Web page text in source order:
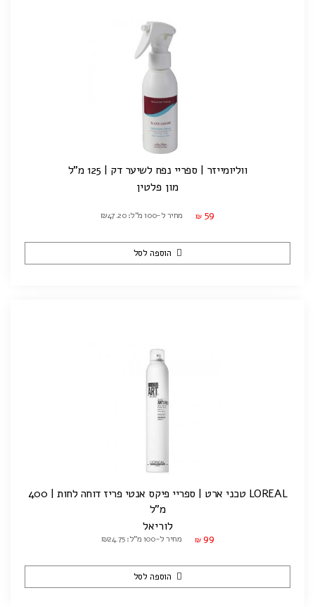
ווליומייזר | ספריי נפח לשיער דק | 125 מ"ל
מון פלטין
₪ 59 מחיר ל-100 מ"ל: ₪47.20
הוספה לסל
LOREAL טכני ארט | ספריי פיקס אנטי פריז דוחה לחות | 400
מ"ל
לוריאל
₪ 99 מחיר ל-100 מ"ל: ₪24.75
הוספה לסל